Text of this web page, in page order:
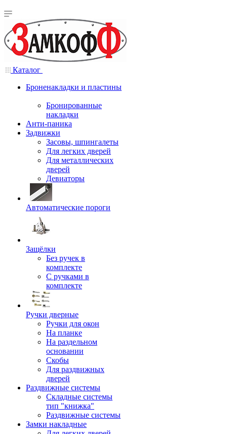
Каталог
Броненакладки и пластины
Бронированные
накладки
Анти-паника
Задвижки
Засовы, шпингалеты
Для легких дверей
Для металлических
дверей
Девиаторы
Автоматические пороги
Защёлки
Без ручек в
комплекте
С ручками в
комплекте
Ручки дверные
Ручки для окон
На планке
На раздельном
основании
Скобы
Для раздвижных
дверей
Раздвижные системы
Складные системы
тип "книжка"
Раздвижные системы
Замки накладные